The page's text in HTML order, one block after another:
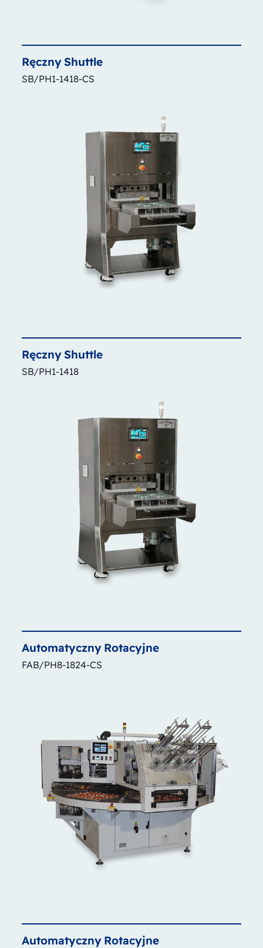
RęcznyShuttle
SB/PH1-1418-CS
RęcznyShuttle
SB/PH1-1418
Automatyczny Rotacyjne
FAB/PH8-1824-CS
Automatyczny Rotacyjne